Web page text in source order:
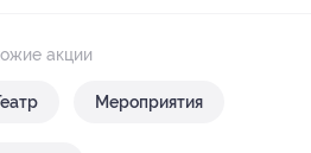
акции
Мероприятия